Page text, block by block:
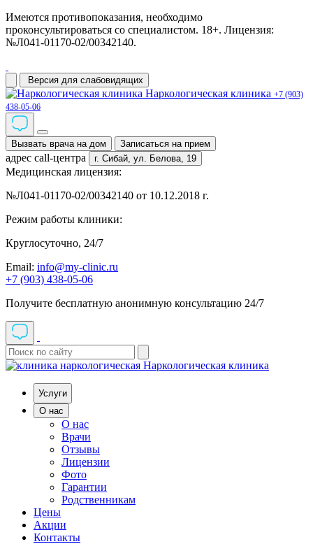
Имеются противопоказания, необходимо
проконсультироваться со специалистом. 18+. Лицензия:
№Л041-01170-02/00342140.
Версия для слабовидящих
Наркологическая клиника +7 (903)
438-05-06
Вызвать врача на дом Записаться на прием
адрес call-центра г. Сибай, ул. Белова, 19
Медицинская лицензия:
№Л041-01170-02/00342140 от 10.12.2018 г.
Режим работы клиники:
Круглосуточно, 24/7
Email: info@my-clinic.ru
+7 (903) 438-05-06
Получите бесплатную анонимную консультацию 24/7
Наркологическая клиника
Услуги
О нас
О нас
Врачи
Отзывы
Лицензии
Фото
Гарантии
Родственникам
Цены
Акции
Контакты